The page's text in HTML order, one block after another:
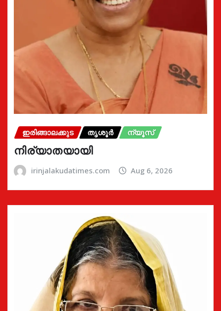
ഇരിങ്ങാലക്കുട തൃശൂർ ന്യൂസ്
നിര്യാതയായി
irinjalakudatimes.com Aug 6, 2026